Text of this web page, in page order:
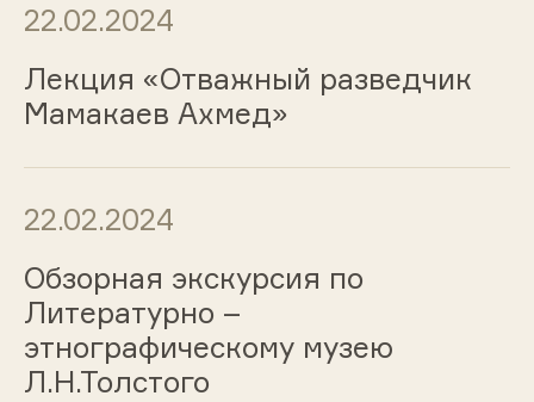
22.02.2024
Лекция «Отважный разведчик
Мамакаев Ахмед»
22.02.2024
Обзорная экскурсия по
Литературно –
этнографическому музею
Л.Н.Толстого